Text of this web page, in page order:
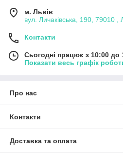
м. Львів
вул. Личаківська, 190, 79010 ,
Контакти
Сьогодні працює з 10:00 до
Показати весь графік
Про нас
Контакти
Доставка та оплата